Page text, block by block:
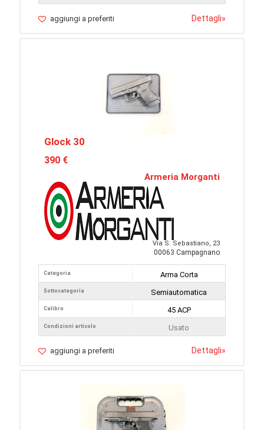
aggiungi a preferiti Dettagli»
Glock 30
390 €
Armeria Morganti
Via S. Sebastiano, 23
00063 Campagnano
Categoria
Sottocategoria
Calibro
Condizioni articolo
Arma Corta
Semiautomatica
45 ACP
Usato
aggiungi a preferiti Dettagli»